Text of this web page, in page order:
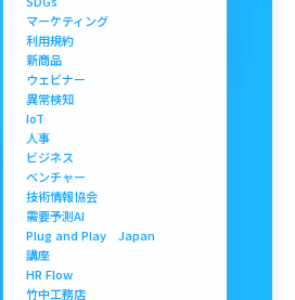
マーケティング
利用規約
新商品
ウェビナー
異常検知
IoT
人事
ビジネス
ベンチャー
技術情報協会
需要予測AI
Plug and Play Japan
講座
HR Flow
竹中工務店